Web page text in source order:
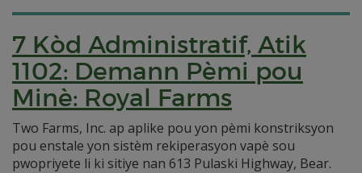
7 Kòd Administratif, Atik
1102: Demann Pèmi pou
Minè: Royal Farms
Two Farms, Inc. ap aplike pou yon pèmi konstriksyon
pou enstale yon sistèm rekiperasyon vapè sou
pwopriyete li ki sitiye nan 613 Pulaski Highway, Bear.